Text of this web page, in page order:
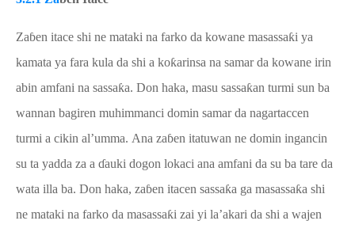
Zaɓen itace shi ne mataki na farko da kowane masassaƙi ya
kamata ya fara kula da shi a koƙarinsa na samar da kowane irin
abin amfani na sassaƙa. Don haka, masu sassaƙan turmi sun ba
wannan bagiren muhimmanci domin samar da nagartaccen
turmi a cikin al’umma. Ana zaɓen itatuwan ne domin ingancin
su ta yadda za a ɗauki dogon lokaci ana amfani da su ba tare da
wata illa ba. Don haka, zaɓen itacen sassaƙa ga masassaƙa shi
ne mataki na farko da masassaƙi zai yi la’akari da shi a wajen